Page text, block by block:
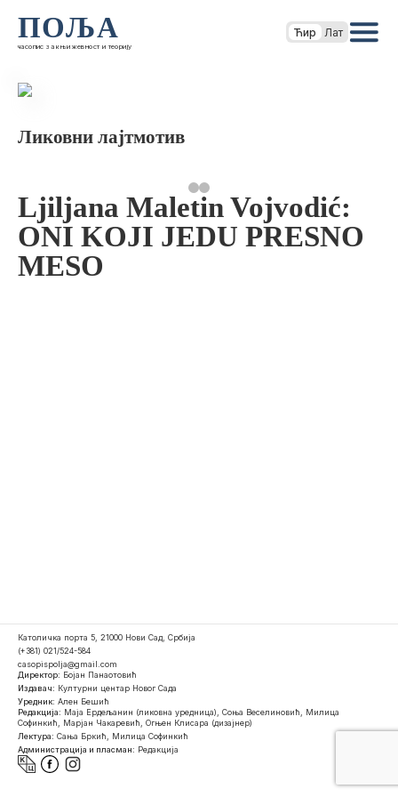
ПОЉА
часопис за књижевност и теорију
Ћир Лат
Ликовни лајтмотив
Ljiljana Maletin Vojvodić:
ONI KOJI JEDU PRESNO
MESO
Католичка порта 5, 21000 Нови Сад, Србија
(+381) 021/524-584
casopispolja@gmail.com
Директор: Бојан Панаотовић
Издавач: Културни центар Новог Сада
Уредник: Ален Бешић
Редакција: Маја Ердељанин (ликовна уредница), Соња Веселиновић, Милица
Софинкић, Марјан Чакаревић, Огњен Клисара (дизајнер)
Лектура: Сања Бркић, Милица Софинкић
Администрација и пласман: Редакција